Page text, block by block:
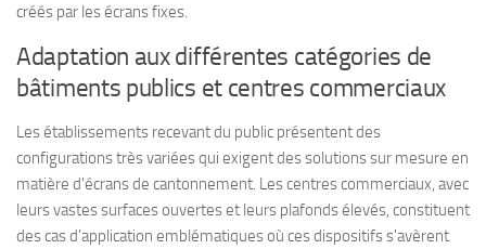
créés par les écrans fixes.
Adaptation aux différentes catégories de
bâtiments publics et centres commerciaux
Les établissements recevant du public présentent des
configurations très variées qui exigent des solutions sur mesure en
matière d'écrans de cantonnement. Les centres commerciaux, avec
leurs vastes surfaces ouvertes et leurs plafonds élevés, constituent
des cas d'application emblématiques où ces dispositifs s'avèrent